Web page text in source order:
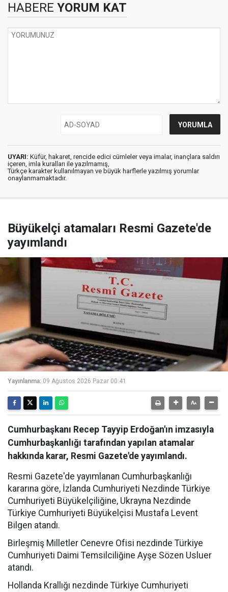
HABERE YORUM KAT
UYARI: Küfür, hakaret, rencide edici cümleler veya imalar, inançlara saldırı
içeren, imla kuralları ile yazılmamış,
Türkçe karakter kullanılmayan ve büyük harflerle yazılmış yorumlar
onaylanmamaktadır.
Büyükelçi atamaları Resmi Gazete'de
yayımlandı
Yayınlanma: 09 Ağustos 2026 Pazar 00:41
Cumhurbaşkanı Recep Tayyip Erdoğan'ın imzasıyla
Cumhurbaşkanlığı tarafından yapılan atamalar
hakkında karar, Resmi Gazete'de yayımlandı.
Resmi Gazete'de yayımlanan Cumhurbaşkanlığı
kararına göre, İzlanda Cumhuriyeti Nezdinde Türkiye
Cumhuriyeti Büyükelçiliğine, Ukrayna Nezdinde
Türkiye Cumhuriyeti Büyükelçisi Mustafa Levent
Bilgen atandı.
Birleşmiş Milletler Cenevre Ofisi nezdinde Türkiye
Cumhuriyeti Daimi Temsilciliğine Ayşe Sözen Usluer
atandı.
Hollanda Krallığı nezdinde Türkiye Cumhuriyeti